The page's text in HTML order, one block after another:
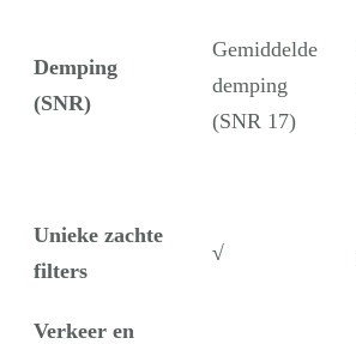
Demping
(SNR)
Gemiddelde
demping
(SNR 17)
Unieke zachte
filters
√
Verkeer en